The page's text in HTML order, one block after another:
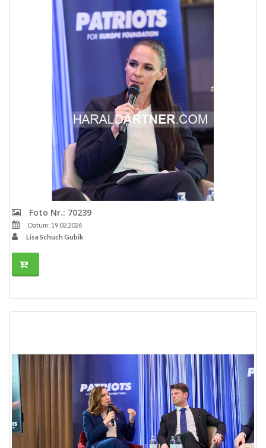
Foto Nr.: 70239
Datum: 19.02.2026
Lisa Schuch Gubik